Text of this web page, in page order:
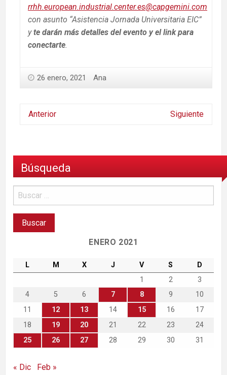
rrhh.european.industrial.center.es@capgemini.com
con asunto “Asistencia Jornada Universitaria EIC”
yte darán más detalles del evento y el link para
conectarte.
26 enero, 2021 Ana
Anterior Siguiente
Búsqueda
ENERO 2021
L M X J V S
D
1
2
3
4
5 6 7 8 9
10
11
12 13 14 15 16
17
18
19 20 21 22 23
24
25
26 27 28 29 30 31
« Dic Feb »